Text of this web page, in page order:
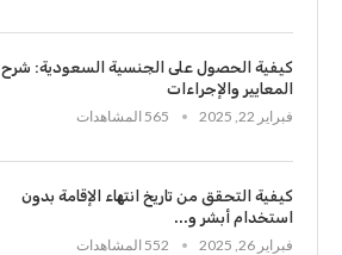
كيفية الحصول على الجنسية السعودية: شرح
المعايير والإجراءات
فبراير 22, 2025
565 المشاهدات
كيفية التحقق من تاريخ انتهاء الإقامة بدون
استخدام أبشر و...
فبراير 26, 2025
552 المشاهدات